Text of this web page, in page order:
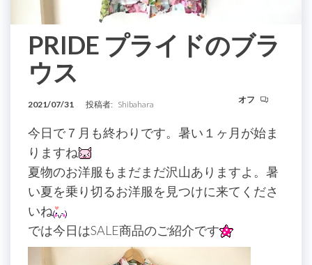
PRIDE プライドのブラ
ウス
2021/07/31 投稿者: Shibahara オフ
今日で７月も終わりです。暑い１ヶ月が始ま
りますね
夏物のお洋服もまだまだ沢山ありますよ。暑
い夏を乗り切るお洋服を見つけに来てくださ
いね
では今日はSALE商品のご紹介です